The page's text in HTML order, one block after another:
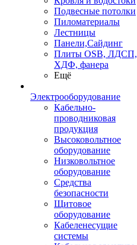
Подвесные потолки
Пиломатериалы
Лестницы
Панели,Сайдинг
Плиты OSB, ЛДСП,
ХДФ, фанера
Ещё
Электрооборудование
Кабельно-
проводниковая
продукция
Высоковольтное
оборудование
Низковольтное
оборудование
Средства
безопасности
Щитовое
оборудование
Кабеленесущие
системы